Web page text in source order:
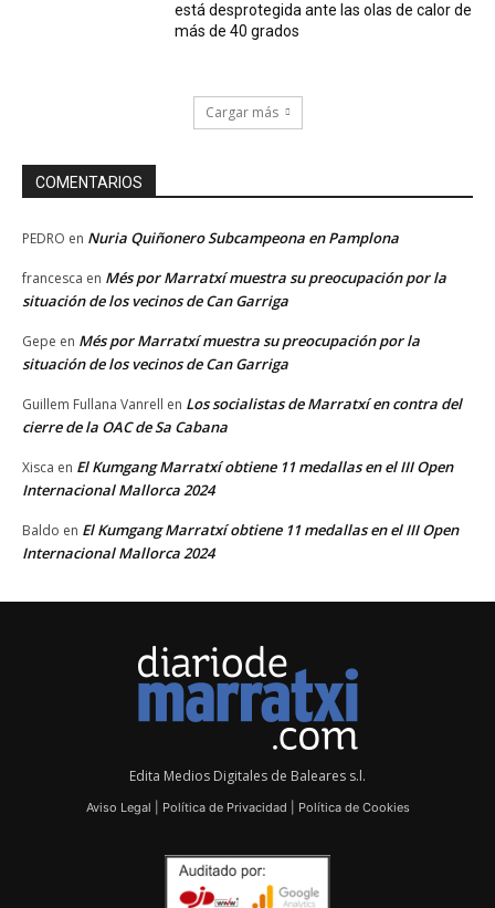
está desprotegida ante las olas de calor de
más de 40 grados
Cargar más
COMENTARIOS
PEDRO en Nuria Quiñonero Subcampeona en Pamplona
francesca en Més por Marratxí muestra su preocupación por la
situación de los vecinos de Can Garriga
Gepe en Més por Marratxí muestra su preocupación por la
situación de los vecinos de Can Garriga
Guillem Fullana Vanrell en Los socialistas de Marratxí en contra del
cierre de la OAC de Sa Cabana
Xisca en El Kumgang Marratxí obtiene 11 medallas en el III Open
Internacional Mallorca 2024
Baldo en El Kumgang Marratxí obtiene 11 medallas en el III Open
Internacional Mallorca 2024
Edita Medios Digitales de Baleares s.l.
Aviso Legal Política de Privacidad Política de Cookies